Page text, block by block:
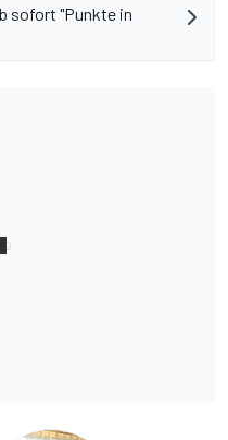
sofort "Punkte in